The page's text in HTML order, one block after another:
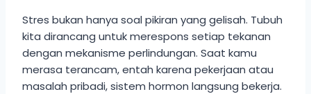
Stres bukan hanya soal pikiran yang gelisah. Tubuh
kita dirancang untuk merespons setiap tekanan
dengan mekanisme perlindungan. Saat kamu
merasa terancam, entah karena pekerjaan atau
masalah pribadi, sistem hormon langsung bekerja.